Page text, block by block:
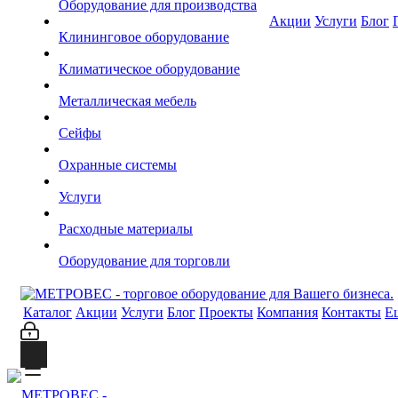
Оборудование для производства
Клининговое оборудование
Климатическое оборудование
Металлическая мебель
Сейфы
Охранные системы
Услуги
Расходные материалы
Оборудование для торговли
Акции Услуги Блог
Каталог Акции Услуги Блог Проекты Компания Контакты